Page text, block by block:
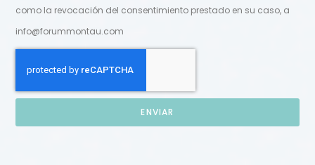
como la revocación del consentimiento prestado en su caso, a
info@forummontau.com
ENVIAR